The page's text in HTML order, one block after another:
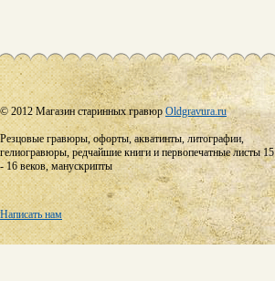
© 2012 Магазин старинных гравюрOldgravura.ru
Резцовые гравюры, офорты, акватинты, литографии,
гелиогравюры, редчайшие книги и первопечатные листы 15
- 16 веков, манускрипты
Написать нам